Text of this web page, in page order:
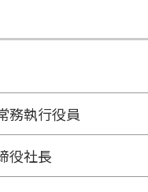
務執行役員
役社長